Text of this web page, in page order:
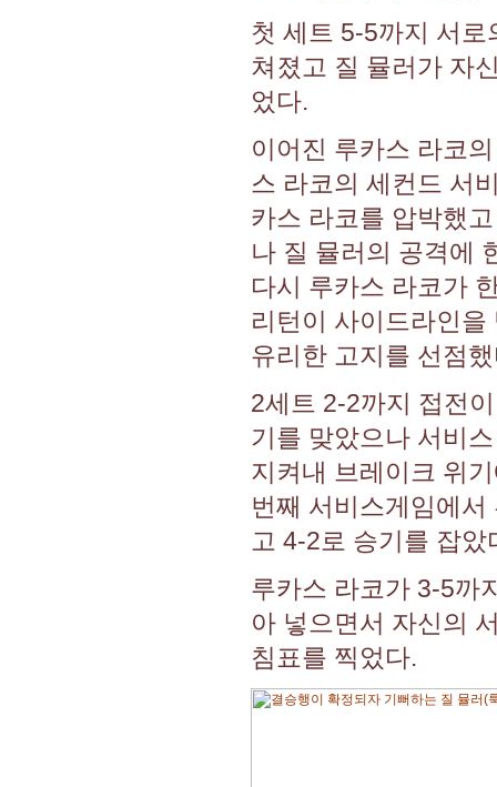
첫 세트 5-5까지 서
쳐졌고 질 뮬러가 자
었다.
이어진 루카스 라코
스 라코의 세컨드 서
카스 라코를 압박했
나 질 뮬러의 공격에
다시 루카스 라코가
리턴이 사이드라인
유리한 고지를 선점
2세트 2-2까지 접전
기를 맞았으나 서비
지켜내 브레이크 위
번째 서비스게임에
고 4-2로 승기를 잡았
루카스 라코가 3-5까
아 넣으면서 자신의
침표를 찍었다.